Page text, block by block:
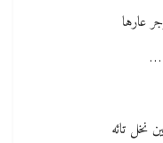
عارها
…
نخل تائه